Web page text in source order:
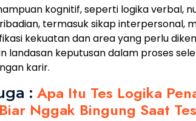
kognitif, seperti logika verbal,
termasuk sikap interpersonal,
kekuatan dan area yang perlu
landasan keputusan dalam proses
karir.
: Apa Itu Tes Logika
Nggak Bingung Saat